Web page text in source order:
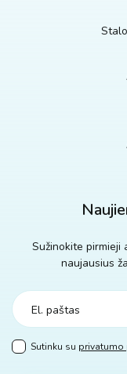
Sužinokite pirmieji
naujausius
Sutinku su privatumo